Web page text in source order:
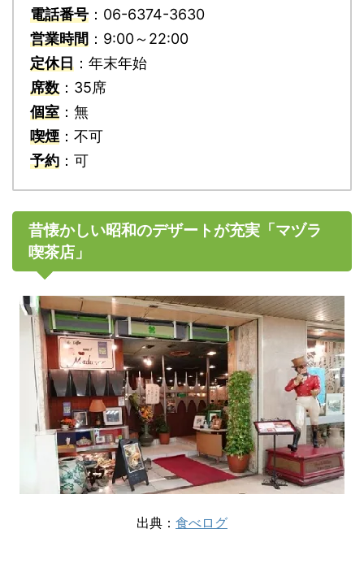
電話番号 ：06-6374-3630
営業時間 ：9:00～22:00
定休日 ：年末年始
席数 ：35席
個室 ：無
喫煙：不可
予約 ：可
昔懐かしい昭和のデザートが充実「マヅラ
喫茶店」
出典： 食べログ